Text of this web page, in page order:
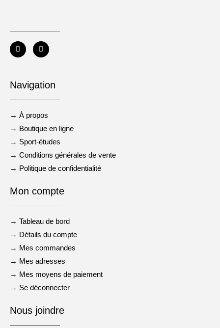
Navigation
→ À propos
→ Boutique en ligne
→ Sport-études
→ Conditions générales de vente
→ Politique de confidentialité
Mon compte
→ Tableau de bord
→ Détails du compte
→ Mes commandes
→ Mes adresses
→ Mes moyens de paiement
→ Se déconnecter
Nous joindre